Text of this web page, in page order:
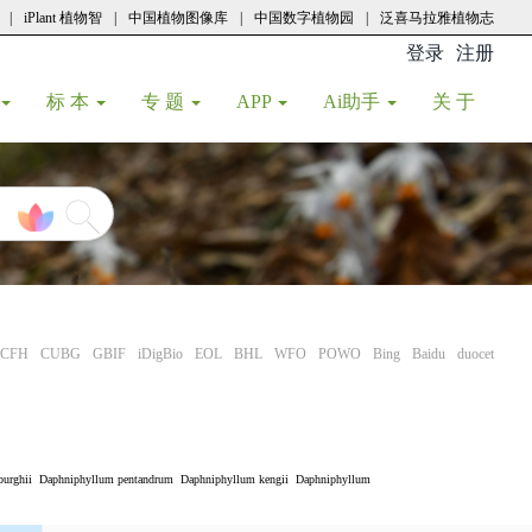
iPlant 植物智 中国植物图像库 中国数字植物园 泛喜马拉雅植物志
登录 注册
标 本 专 题 APP Ai助手 关 于
CFH CUBG GBIF iDigBio EOL BHL WFO POWO Bing Baidu duocet
Daphniphyllum pentandrum Daphniphyllum kengii Daphniphyllum